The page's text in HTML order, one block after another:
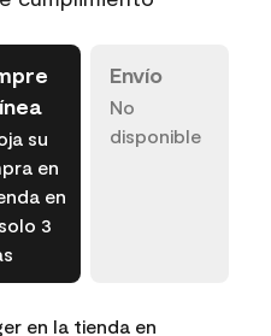
su
en
en
3
Envío
No
disponible
en la tienda en